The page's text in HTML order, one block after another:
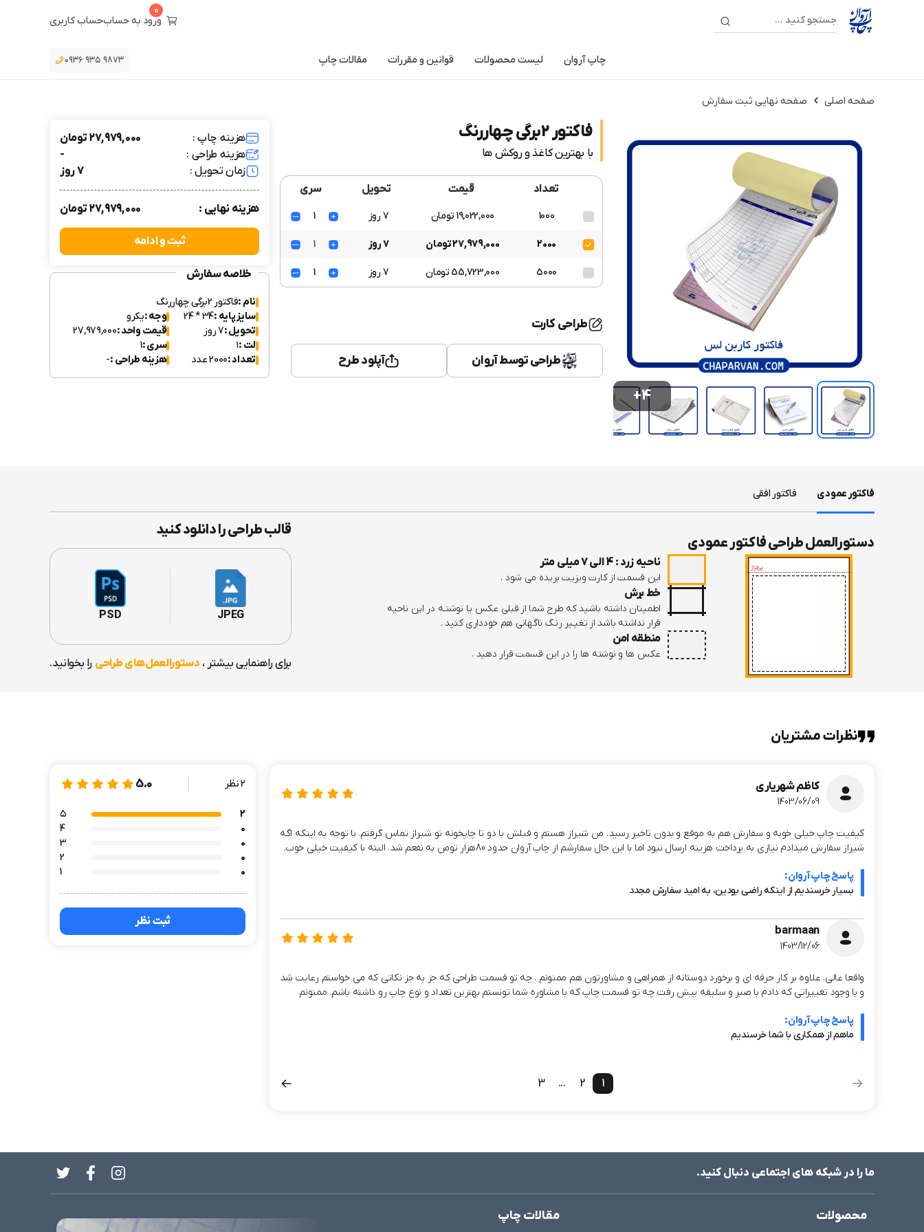
0
ورود به حسابحساب کاربری
چاپ آروان لیست محصولات قوانین و مقررات مقالات چاپ ۰۹۳۶ ۹۳۵ ۹۸۷۳
صفحه اصلی صفحه نهایی ثبت سفارش
+4
فاکتور 2برگی چهاررنگ
با بهترین کاغذ و روکش ها
تعداد قیمت تحویل سری
1000 19,022,000 تومان 7 روز 1
2000 27,979,000 تومان 7 روز 1
5000 55,723,000 تومان 7 روز 1
طراحی کارت
طراحی توسط آروان آپلود طرح
خلاصه سفارش
نام :فاکتور 2برگی چهاررنگ
سایز پایه :34 * 24 وجه :یکرو
تحویل :7 روز قیمت واحد :27,979,000
لت :۱ سری :1
تعداد :2000 عدد هزینه طراحی :-
هزینه چاپ :
27,979,000 تومان
هزینه طراحی :
-
زمان تحویل :
7 روز
هزینه نهایی : 27,979,000 تومان
ثبت و ادامه
فاکتور عمودی فاکتور افقی
دستورالعمل طراحی فاکتور عمودی
ناحیه زرد : 4 الی 7 میلی متر
این قسمت از کارت ویزیت بریده می شود .
خط برش
اطمینان داشته باشید که طرح شما از قبلی عکس یا نوشتـه در این ناحیه
قرار نداشته باشد از تغیـیر رنـگ ناگهانی هم خودداری کنید .
منطقه امن
عکس ها و نوشته ها را در این قسمت قرار دهید .
قالب طراحی را دانلود کنید
JPEG
PSD
برای راهنمایی بیشتر ، دستورالعمل‌های طراحی را بخوانید.
نظرات مشتریان
2 نظر 5.0
2
۵
0
4
0
3
0
2
0
1
ثبت نظر
کاظم شهریاری
1403/06/09
کیفیت چاپ خیلی خوبه و سفارش هم به موقع و بدون تاخیر رسید. من شیراز هستم و قبلش با دو تا چاپخونه تو شیراز تماس گرفتم. با توجه به اینکه اگه
شیراز سفارش میدادم نیازی به پرداخت هزینه ارسال نبود اما با این حال سفارشم از چاپ آروان حدود 80هزار تومن به نفعم شد. البته با کیفیت خیلی خوب.
پاسخ چاپ آروان:
بسیار خرسندیم از اینکه راضی بودین، به امید سفارش مجدد
barmaan
1403/12/06
واقعا عالی. علاوه بر کار حرفه ای و برخورد دوستانه از همراهی و مشاورتون هم ممنونم . چه تو قسمت طراحی که جز به جز نکاتی که می خواستم رعایت شد
و با وجود تغییراتی که دادم با صبر و سلیقه پیش رفت چه تو قسمت چاپ که با مشاوره شما تونستم بهترین تعداد و نوع چاپ رو داشته باشم. ممنونم
پاسخ چاپ آروان:
ماهم از همکاری با شما خرسندیم
1
2
...
3
ما را در شبکه های اجتماعی دنبال کنید.
محصولات مقالات چاپ